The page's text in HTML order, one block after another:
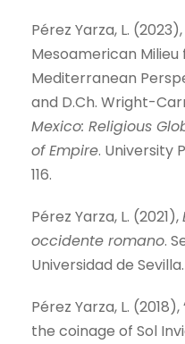
Pérez Yarza, L. (2023),
Mesoamerican
Mediterranean
and D.Ch. Wright-
Mexico: Religious
of Empire. University
116.
Pérez Yarza, L. (2021),
occidente romano.
Universidad de Sevilla.
Pérez Yarza, L. (2018),
the coinage of Sol